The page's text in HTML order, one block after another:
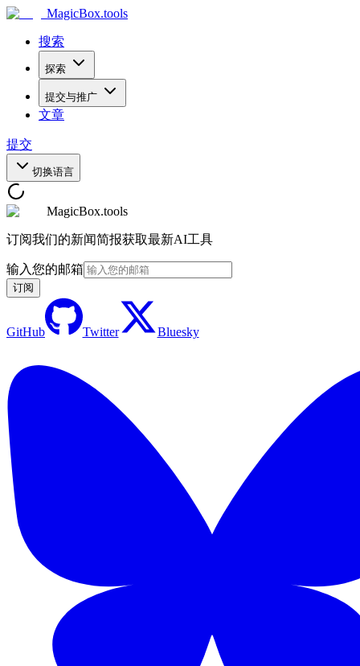
MagicBox.tools
搜索
探索
提交与推广
文章
提交
切换语言
MagicBox.tools
订阅我们的新闻简报获取最新AI工具
输入您的邮箱
订阅
GitHub Twitter Bluesky